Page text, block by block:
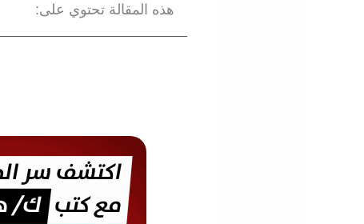
هذه المقالة تحتوي على: